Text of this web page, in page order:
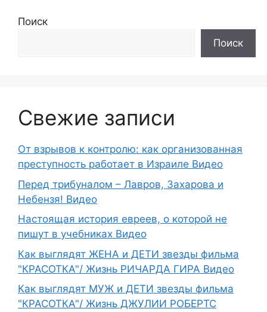
Поиск
Поиск
Свежие записи
От взрывов к контролю: как организованная
преступность работает в Израиле Видео
Перед трибуналом – Лавров, Захарова и
Небензя! Видео
Настоящая история евреев, о которой не
пишут в учебниках Видео
Как выглядят ЖЕНА и ДЕТИ звезды фильма
"КРАСОТКА"/ Жизнь РИЧАРДА ГИРА Видео
Как выглядят МУЖ и ДЕТИ звезды фильма
"КРАСОТКА"/ Жизнь ДЖУЛИИ РОБЕРТС